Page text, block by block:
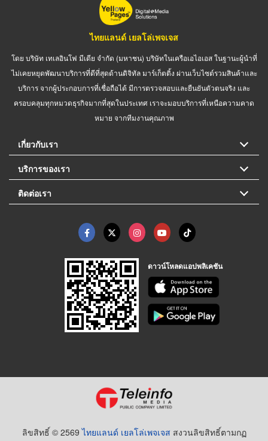
ไทยแลนด์ เยลโล่เพจเจส
โดย บริษัท เทเลอินโฟ มีเดีย จำกัด (มหาชน) บริษัทในเครือเอไอเอส ในฐานะผู้นำที่
ไม่เคยหยุดพัฒนาบริการที่ดีที่สุดด้านดิจิทัล มาร์เก็ตติ้ง ผ่านเว็บไซต์รวมสินค้าและ
บริการ จากผู้ประกอบการที่เชื่อถือได้ มีการตรวจสอบและยืนยันตัวตนจริง และ
ครอบคลุมทุกหมวดธุรกิจมากที่สุดในประเทศ เราจะมอบบริการที่เหนือความคาด
หมาย จากทีมงานคุณภาพ
เกี่ยวกับเรา
บริการของเรา
ติดต่อเรา
ดาวน์โหลดแอปพลิเคชัน
ลิขสิทธิ์ © 2569ไทยแลนด์ เยลโล่เพจเจส สงวนลิขสิทธิ์ตามกฏ